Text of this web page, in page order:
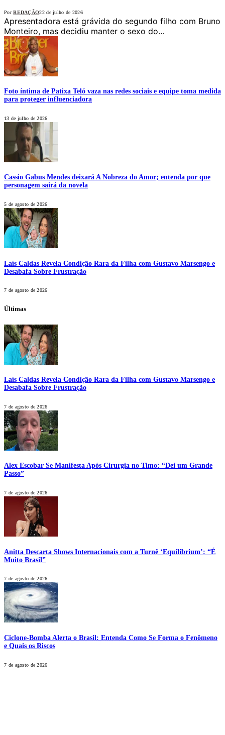
Por REDAÇÃO22 de julho de 2026
Apresentadora está grávida do segundo filho com Bruno
Monteiro, mas decidiu manter o sexo do…
Foto íntima de Patixa Teló vaza nas redes sociais e equipe toma medida
para proteger influenciadora
13 de julho de 2026
Cassio Gabus Mendes deixará A Nobreza do Amor; entenda por que
personagem sairá da novela
5 de agosto de 2026
Laís Caldas Revela Condição Rara da Filha com Gustavo Marsengo e
Desabafa Sobre Frustração
7 de agosto de 2026
Últimas
Laís Caldas Revela Condição Rara da Filha com Gustavo Marsengo e
Desabafa Sobre Frustração
7 de agosto de 2026
Alex Escobar Se Manifesta Após Cirurgia no Timo: “Dei um Grande
Passo”
7 de agosto de 2026
Anitta Descarta Shows Internacionais com a Turnê ‘Equilibrium’: “É
Muito Brasil”
7 de agosto de 2026
Ciclone-Bomba Alerta o Brasil: Entenda Como Se Forma o Fenômeno
e Quais os Riscos
7 de agosto de 2026